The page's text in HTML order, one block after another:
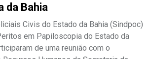
da Bahia
Civis do Estado da Bahia (Sindpoc)
em Papiloscopia do Estado da
de uma reunião com o